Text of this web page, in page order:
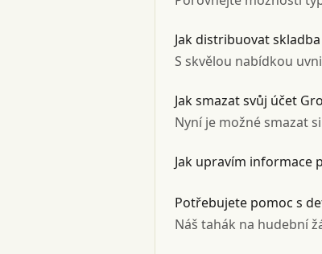
Jak distribuovat
S skvělou nabídkou
Jak smazat svůj účet
Nyní je možné smazat
Jak upravím informace
Potřebujete pomoc s
Náš tahák na hudební